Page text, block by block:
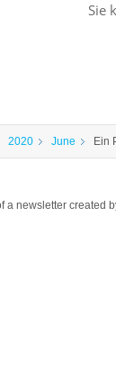
Sie
2020 June Ein
a newsletter created